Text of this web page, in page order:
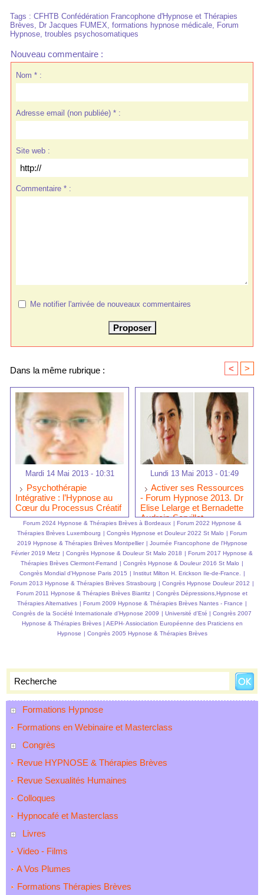
Formations Hypnose
Formations en Webinaire et Masterclass
Congrès
Revue HYPNOSE & Thérapies Brèves
Revue Sexualités Humaines
Colloques
Hypnocafé et Masterclass
Livres
Video - Films
A Vos Plumes
Formations Thérapies Brèves
Tags : CFHTB Confédération Francophone d'Hypnose et Thérapies
Brèves, Dr Jacques FUMEX, formations hypnose médicale, Forum
Hypnose, troubles psychosomatiques
Nouveau commentaire :
Nom * :
Adresse email (non publiée) * :
Site web :
Commentaire * :
Me notifier l'arrivée de nouveaux commentaires
Dans la même rubrique : < >
Mardi 14 Mai 2013 - 10:31
Psychothérapie
Intégrative : l’Hypnose au
Cœur du Processus Créatif
Lundi 13 Mai 2013 - 01:49
Activer ses Ressources
- Forum Hypnose 2013. Dr
Elise Lelarge et Bernadette
Audrain-Servillat
Forum 2024 Hypnose & Thérapies Brèves à Bordeaux | Forum 2022 Hypnose &
Thérapies Brèves Luxembourg | Congrès Hypnose et Douleur 2022 St Malo | Forum
2019 Hypnose & Thérapies Brèves Montpellier | Journée Francophone de l'Hypnose
Février 2019 Metz | Congrès Hypnose & Douleur St Malo 2018 | Forum 2017 Hypnose &
Thérapies Brèves Clermont-Ferrand | Congrès Hypnose & Douleur 2016 St Malo |
Congrès Mondial d'Hypnose Paris 2015 | Institut Milton H. Erickson Ile-de-France. |
Forum 2013 Hypnose & Thérapies Brèves Strasbourg | Congrès Hypnose Douleur 2012 |
Forum 2011 Hypnose & Thérapies Brèves Biarritz | Congrès Dépressions,Hypnose et
Thérapies Alternatives | Forum 2009 Hypnose & Thérapies Brèves Nantes - France |
Congrès de la Société Internationale d'Hypnose 2009 | Université d'Eté | Congrès 2007
Hypnose & Thérapies Brèves | AEPH- Assiociation Européenne des Praticiens en
Hypnose | Congrès 2005 Hypnose & Thérapies Brèves